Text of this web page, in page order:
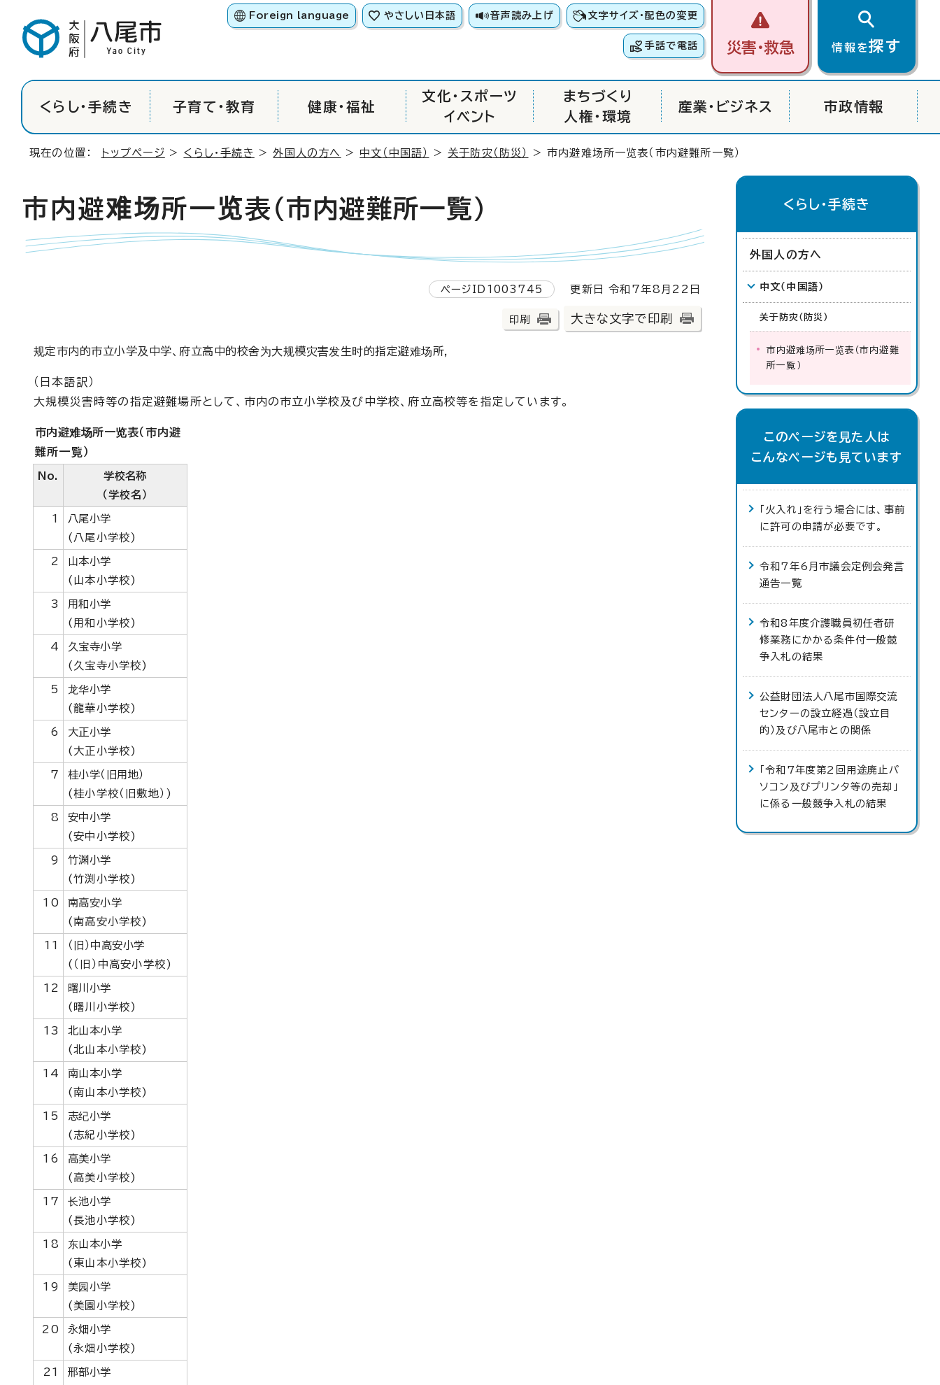
Foreign language やさしい日本語 音声読み上げ 文字サイズ・配色の変更
手話で電話 災害・救急 情報を探す
くらし・手続き 子育て・教育 健康・福祉
文化・スポーツ
イベント
まちづくり
人権・環境
産業・ビジネス 市政情報
現在の位置： トップページ > くらし・手続き >外国人の方へ > 中文 （中国語） >关于防灾 （防災） >市内避难场所一览表 （市内避難所一覧）
市内避难场所一览表 （市内避難所一覧）
ページID1003745 更新日 令和7年8月22日
印刷 大きな文字で印刷
规定市内的市立小学及中学、府立高中的校舍为大规模灾害发生时的指定避难场所，
（日本語訳）
大規模災害時等の指定避難場所として、市内の市立小学校及び中学校、府立高校等を指定しています。
市内避难场所一览表（市内避
難所一覧）
No.
学校名称
（学校名）
1
八尾小学
(八尾小学校)
2
山本小学
(山本小学校)
3
用和小学
(用和小学校)
4
久宝寺小学
(久宝寺小学校)
5
龙华小学
(龍華小学校)
6
大正小学
(大正小学校)
7
桂小学（旧用地）
(桂小学校（旧敷地）)
8
安中小学
(安中小学校)
9
竹渊小学
(竹渕小学校)
10
南高安小学
(南高安小学校)
11
（旧）中高安小学
(（旧）中高安小学校)
12
曙川小学
(曙川小学校)
13
北山本小学
(北山本小学校)
14
南山本小学
(南山本小学校)
15
志纪小学
(志紀小学校)
16
高美小学
(高美小学校)
17
长池小学
(長池小学校)
18
东山本小学
(東山本小学校)
19
美园小学
(美園小学校)
20
永畑小学
(永畑小学校)
21
邢部小学
くらし・手続き
外国人の方へ
中文（中国語）
关于防灾（防災）
市内避难场所一览表 （市内避難
所一覧）
このページを見た人は
こんなページも見ています
「火入れ」を行う場合には、事前
に許可の申請が必要です。
令和7年6月市議会定例会発言
通告一覧
令和8年度介護職員初任者研
修業務にかかる条件付一般競
争入札の結果
公益財団法人八尾市国際交流
センターの設立経過（設立目
的）及び八尾市との関係
「令和7年度第2回用途廃止パ
ソコン及びプリンタ等の売却」
に係る一般競争入札の結果